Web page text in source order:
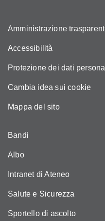
Amministrazione
Accessibilità
Protezione dei dati
Cambia idea sui cookie
Mappa del sito
Bandi
Albo
Intranet di Ateneo
Salute e Sicurezza
Sportello di ascolto